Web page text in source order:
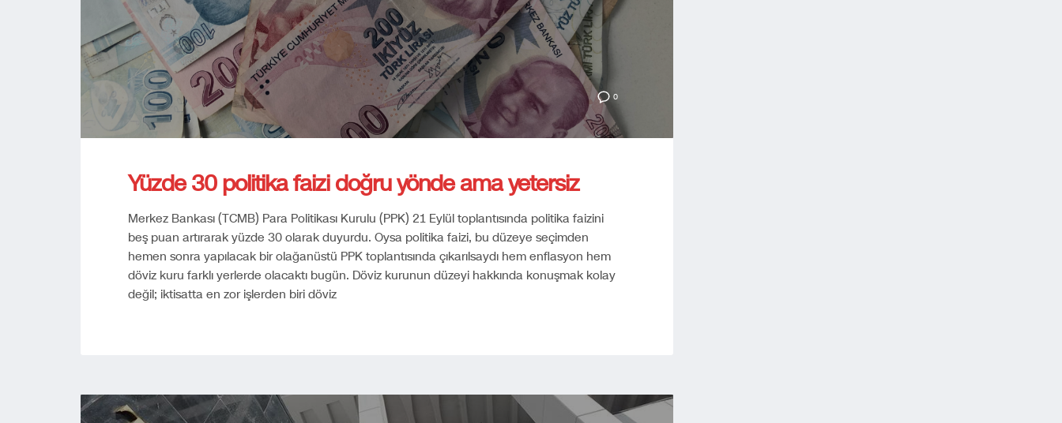
0
Yüzde 30 politika faizi doğru yönde ama yetersiz
Merkez Bankası (TCMB) Para Politikası Kurulu (PPK) 21 Eylül toplantısında politika faizini
beş puan artırarak yüzde 30 olarak duyurdu. Oysa politika faizi, bu düzeye seçimden
hemen sonra yapılacak bir olağanüstü PPK toplantısında çıkarılsaydı hem enflasyon hem
döviz kuru farklı yerlerde olacaktı bugün. Döviz kurunun düzeyi hakkında konuşmak kolay
değil; iktisatta en zor işlerden biri döviz